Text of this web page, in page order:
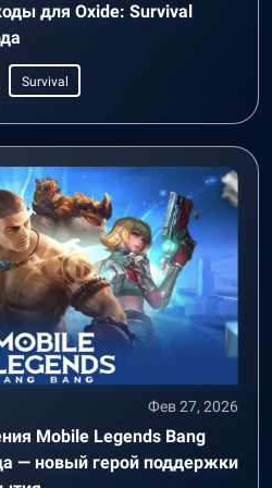
для Oxide: Survival
Survival
Фев 27, 2026
Mobile Legends Bang
— новый герой поддержки